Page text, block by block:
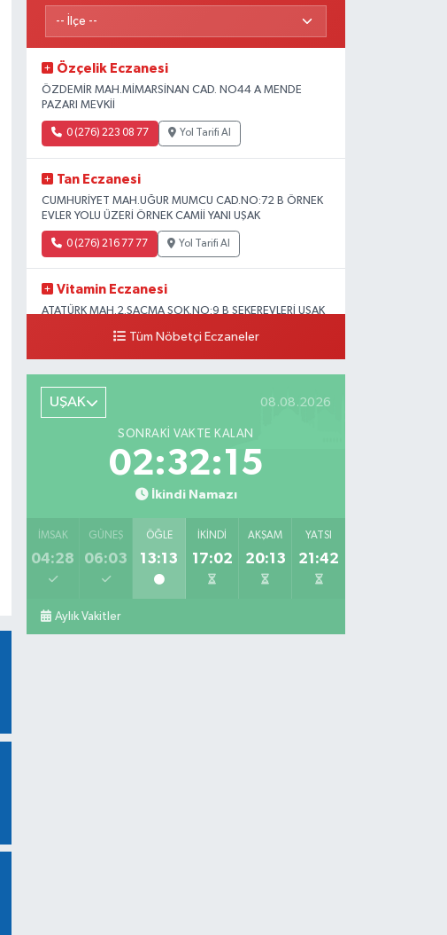
Özçelik Eczanesi
ÖZDEMİR MAH.MİMARSİNAN CAD. NO44 A MENDE
PAZARI MEVKİİ
0 (276) 223 08 77 Yol Tarifi Al
Tan Eczanesi
CUMHURİYET MAH.UĞUR MUMCU CAD.NO:72 B ÖRNEK
EVLER YOLU ÜZERİ ÖRNEK CAMİİ YANI UŞAK
0 (276) 216 77 77 Yol Tarifi Al
Vitamin Eczanesi
ATATÜRK MAH.2.SAÇMA SOK.NO:9 B ŞEKEREVLERİ UŞAK
Tüm Nöbetçi Eczaneler
UŞAK 08.08.2026
SONRAKI VAKTE KALAN
02:32:13
İkindi Namazı
İMSAK
04:28
GÜNEŞ
06:03
ÖĞLE
13:13
İKINDI
17:02
AKŞAM
20:13
YATSI
21:42
Aylık Vakitler